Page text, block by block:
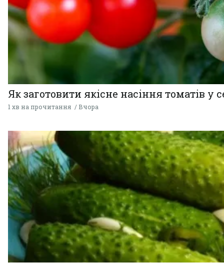
Як заготовити якісне насіння томатів у
1 хв на прочитання Вчора